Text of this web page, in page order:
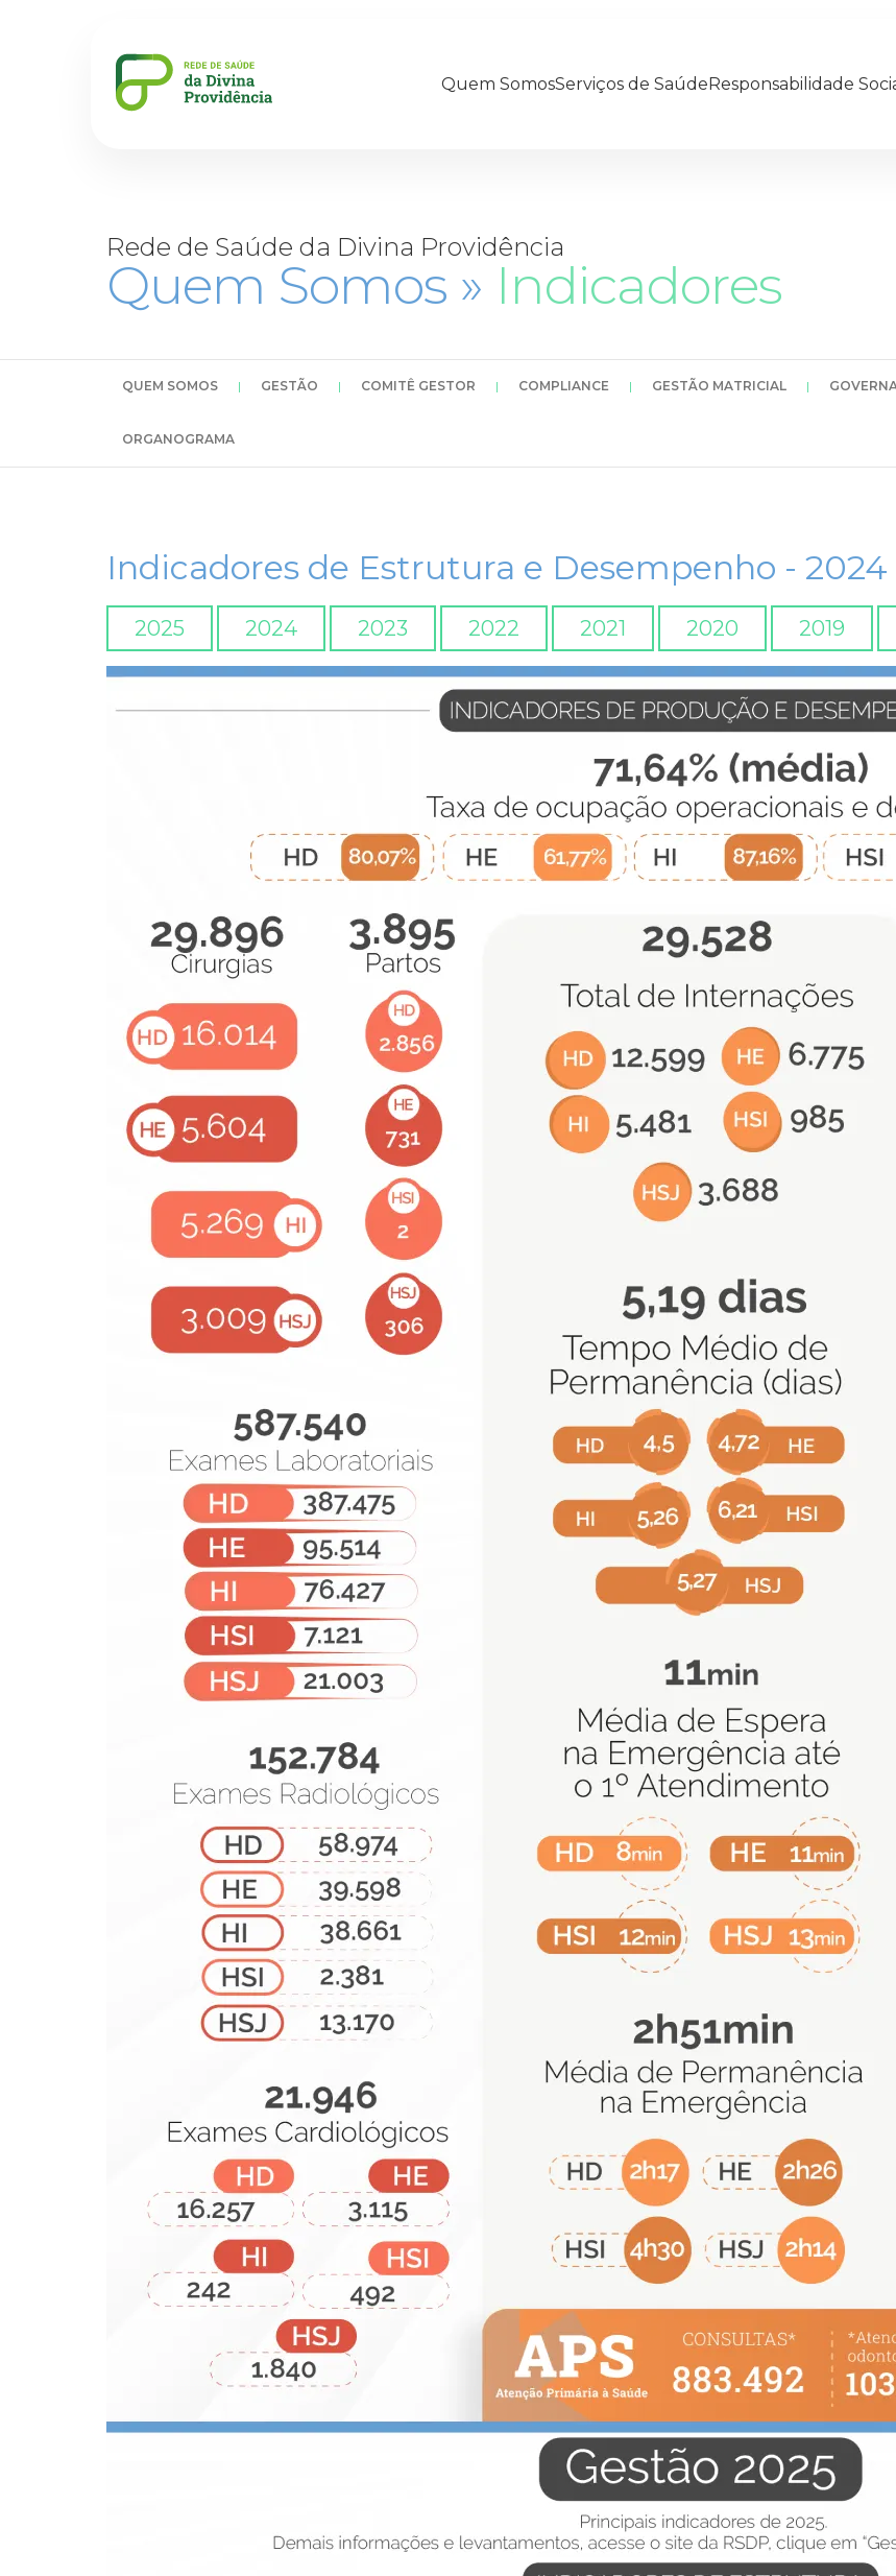
Quem SomosServiços de SaúdeResponsabilidade
Rede de Saúde da Divina Providência
Quem Somos » Indicadores
QUEM SOMOS | GESTÃO | COMITÊ GESTOR | COMPLIANCE | GESTÃO MATRICIAL |
ORGANOGRAMA
Indicadores de Estrutura e Desempenho - 2024
2025 2024 2023 2022 2021 2020 2019